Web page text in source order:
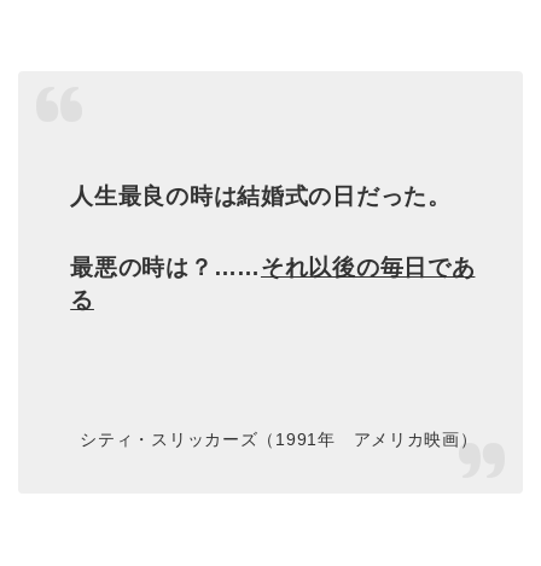
人生最良の時は結婚式の日だった。
最悪の時は？……それ以後の毎日であ
る
シティ・スリッカーズ（1991年 アメリカ映画）